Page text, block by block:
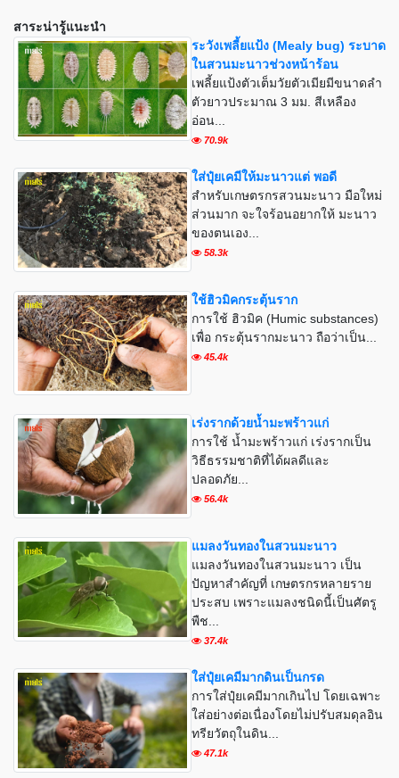
สาระน่ารู้แนะนำ
ระวังเพลี้ยแป้ง (Mealy bug) ระบาด
ในสวนมะนาวช่วงหน้าร้อน
เพลี้ยแป้งตัวเต็มวัยตัวเมียมีขนาดลำ
ตัวยาวประมาณ 3 มม. สีเหลือง
อ่อน...
70.9k
ใส่ปุ๋ยเคมีให้มะนาวแต่ พอดี
สำหรับเกษตรกรสวนมะนาว มือใหม่
ส่วนมาก จะใจร้อนอยากให้ มะนาว
ของตนเอง...
58.3k
ใช้ฮิวมิคกระตุ้นราก
การใช้ ฮิวมิค (Humic substances)
เพื่อ กระตุ้นรากมะนาว ถือว่าเป็น...
45.4k
เร่งรากด้วยน้ำมะพร้าวแก่
การใช้ น้ำมะพร้าวแก่ เร่งรากเป็น
วิธีธรรมชาติที่ได้ผลดีและ
ปลอดภัย...
56.4k
แมลงวันทองในสวนมะนาว
แมลงวันทองในสวนมะนาว เป็น
ปัญหาสำคัญที่ เกษตรกรหลายราย
ประสบ เพราะแมลงชนิดนี้เป็นศัตรู
พืช...
37.4k
ใส่ปุ๋ยเคมีมากดินเป็นกรด
การใส่ปุ๋ยเคมีมากเกินไป โดยเฉพาะ
ใส่อย่างต่อเนื่องโดยไม่ปรับสมดุลอิน
ทรียวัตถุในดิน...
47.1k